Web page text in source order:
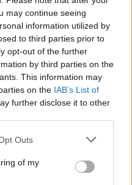
may continue seeing
information utilized by
to third parties prior to
opt-out of the further
by third parties on the
This information may
on the IAB’s List of
further disclose it to other
Outs
of my
lait fermenté ou des
de gâteau, le
de l’acidité tout en
Ainsi, le gâteau sera
désagréable.
à
le bicarbonate de
l’aveugle. Quelques